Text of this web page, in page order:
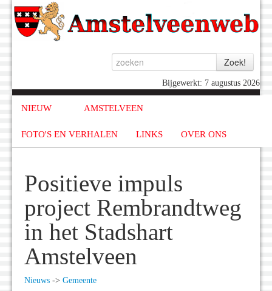
Bijgewerkt: 7 augustus 2026
NIEUW AMSTELVEEN
FOTO'S EN VERHALEN LINKS OVER ONS
Positieve impuls
project Rembrandtweg
in het Stadshart
Amstelveen
Nieuws -> Gemeente